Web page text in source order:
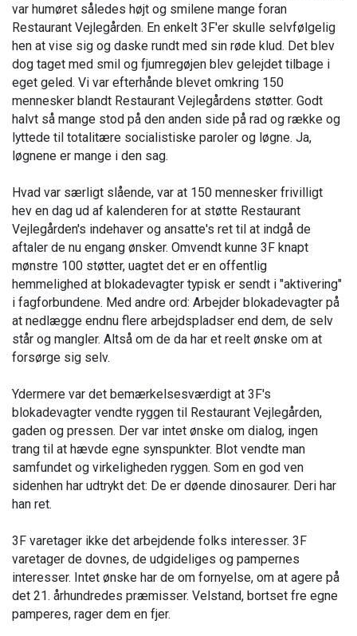
var humøret således højt og smilene mange foran
Restaurant Vejlegården. En enkelt 3F'er skulle selvfølgelig
hen at vise sig og daske rundt med sin røde klud. Det blev
dog taget med smil og fjumregøjen blev gelejdet tilbage i
eget geled. Vi var efterhånde blevet omkring 150
mennesker blandt Restaurant Vejlegårdens støtter. Godt
halvt så mange stod på den anden side på rad og række og
lyttede til totalitære socialistiske paroler og løgne. Ja,
løgnene er mange i den sag.
Hvad var særligt slående, var at 150 mennesker frivilligt
hev en dag ud af kalenderen for at støtte Restaurant
Vejlegården's indehaver og ansatte's ret til at indgå de
aftaler de nu engang ønsker. Omvendt kunne 3F knapt
mønstre 100 støtter, uagtet det er en offentlig
hemmelighed at blokadevagter typisk er sendt i "aktivering"
i fagforbundene. Med andre ord: Arbejder blokadevagter på
at nedlægge endnu flere arbejdspladser end dem, de selv
står og mangler. Altså om de da har et reelt ønske om at
forsørge sig selv.
Ydermere var det bemærkelsesværdigt at 3F's
blokadevagter vendte ryggen til Restaurant Vejlegården,
gaden og pressen. Der var intet ønske om dialog, ingen
trang til at hævde egne synspunkter. Blot vendte man
samfundet og virkeligheden ryggen. Som en god ven
sidenhen har udtrykt det: De er døende dinosaurer. Deri har
han ret.
3F varetager ikke det arbejdende folks interesser. 3F
varetager de dovnes, de udgideliges og pampernes
interesser. Intet ønske har de om fornyelse, om at agere på
det 21. århundredes præmisser. Velstand, bortset fre egne
pamperes, rager dem en fjer.